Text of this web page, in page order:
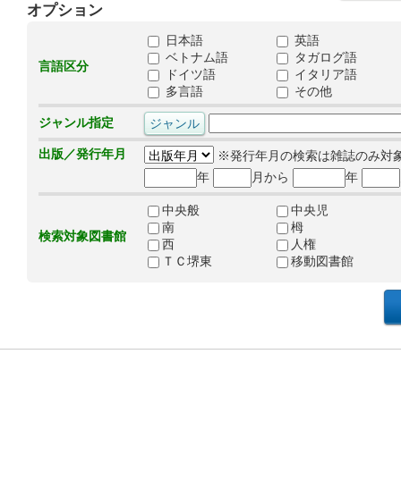
オプション
言語区分
日本語
英語
ベトナム語
タガログ語
ドイツ語
イタリア語
多言語
その他
ジャンル指定
出版／発行年月
※発行年月の検索は雑誌のみ対
年
月から 年
検索対象図書館
中央般
中央児
南
栂
西
人権
ＴＣ堺東
移動図書館